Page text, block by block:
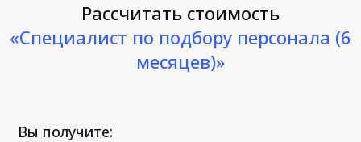
Рассчитать стоимость
«Специалист по подбору персонала (6
месяцев)»
Вы получите: